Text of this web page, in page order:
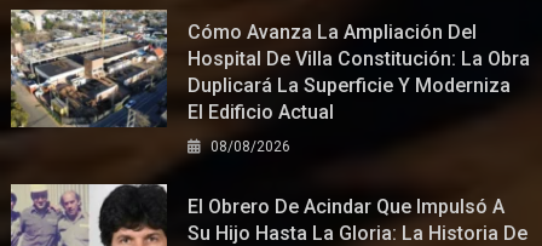
Cómo Avanza La Ampliación Del
Hospital De Villa Constitución: La Obra
Duplicará La Superficie Y Moderniza
El Edificio Actual
08/08/2026
El Obrero De Acindar Que Impulsó A
Su Hijo Hasta La Gloria: La Historia De